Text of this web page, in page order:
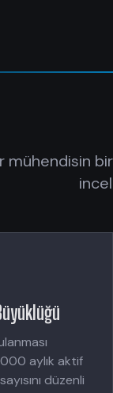
mühendisin
aylık aktif
düzenli